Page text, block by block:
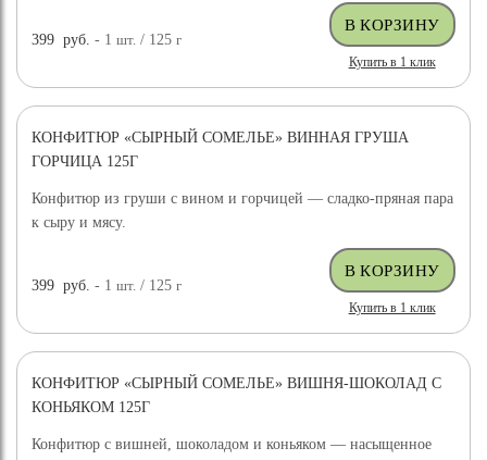
399 руб. - 1шт. / 125г
Купить в 1 клик
КОНФИТЮР «СЫРНЫЙ СОМЕЛЬЕ» ВИННАЯ ГРУША
ГОРЧИЦА 125Г
Конфитюр из груши с вином и горчицей — сладко-пряная пара
к сыру и мясу.
399 руб. - 1шт. / 125г
Купить в 1 клик
КОНФИТЮР «СЫРНЫЙ СОМЕЛЬЕ» ВИШНЯ-ШОКОЛАД С
КОНЬЯКОМ 125Г
Конфитюр с вишней, шоколадом и коньяком — насыщенное